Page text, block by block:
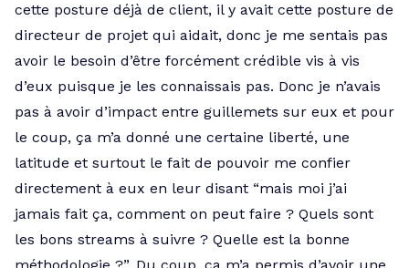
cette posture déjà de client, il y avait cette posture de
directeur de projet qui aidait, donc je me sentais pas
avoir le besoin d’être forcément crédible vis à vis
d’eux puisque je les connaissais pas. Donc je n’avais
pas à avoir d’impact entre guillemets sur eux et pour
le coup, ça m’a donné une certaine liberté, une
latitude et surtout le fait de pouvoir me confier
directement à eux en leur disant “mais moi j’ai
jamais fait ça, comment on peut faire ? Quels sont
les bons streams à suivre ? Quelle est la bonne